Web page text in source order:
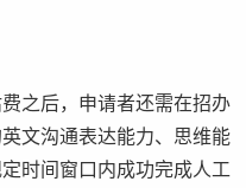
之后，申请者还需在招办
文沟通表达能力、思维能
时间窗口内成功完成人工